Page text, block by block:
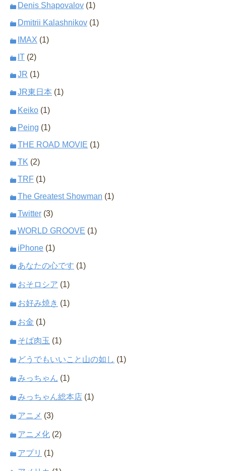
Denis Shapovalov (1)
Dmitrii Kalashnikov (1)
IMAX (1)
IT (2)
JR (1)
JR東日本 (1)
Keiko (1)
Peing (1)
THE ROAD MOVIE (1)
TK (2)
TRF (1)
The Greatest Showman (1)
Twitter (3)
WORLD GROOVE (1)
iPhone (1)
あなたの心です (1)
おそロシア (1)
お好み焼き (1)
お金 (1)
そば肉玉 (1)
どうでもいいこと山の如し (1)
みっちゃん (1)
みっちゃん総本店 (1)
アニメ (3)
アニメ化 (2)
アプリ (1)